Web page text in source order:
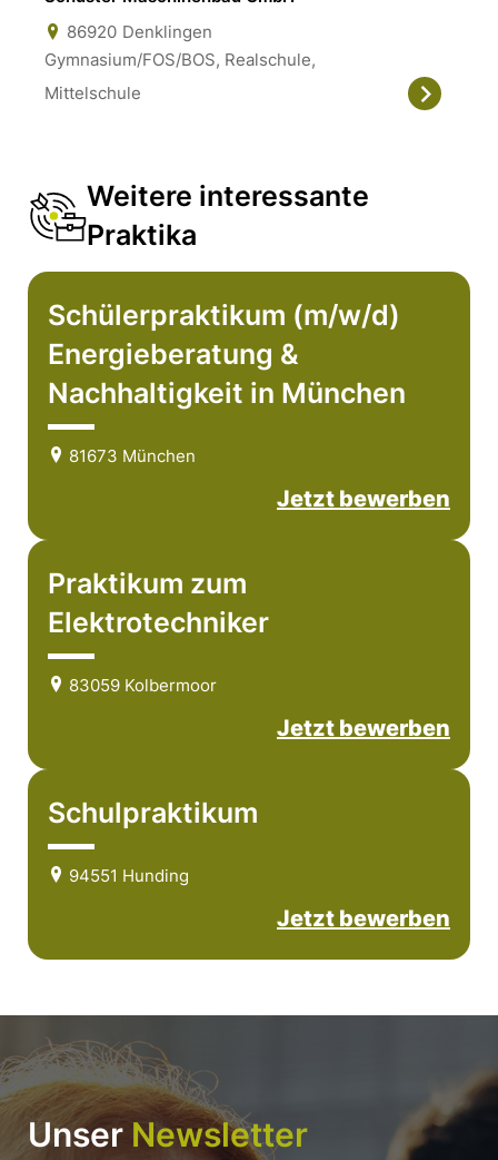
86920 Denklingen
Gymnasium/FOS/BOS, Realschule,
Mittelschule
Weitere interessante
Praktika
Schülerpraktikum (m/w/d)
Energieberatung &
Nachhaltigkeit in München
81673 München
Jetzt bewerben
Praktikum zum
Elektrotechniker
83059 Kolbermoor
Jetzt bewerben
Schulpraktikum
94551 Hunding
Jetzt bewerben
Unser Newsletter